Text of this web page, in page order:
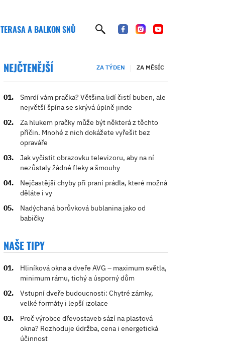
TERASA A BALKON SNŮ
NEJČTENĚJŠÍ ZA TÝDEN ZA MĚSÍC
Smrdí vám pračka? Většina lidí čistí buben, ale
největší špína se skrývá úplně jinde
Za hlukem pračky může být některá z těchto
příčin. Mnohé z nich dokážete vyřešit bez
opraváře
Jak vyčistit obrazovku televizoru, aby na ní
nezůstaly žádné fleky a šmouhy
Nejčastější chyby při praní prádla, které možná
děláte i vy
Nadýchaná borůvková bublanina jako od
babičky
NAŠE TIPY
Hliníková okna a dveře AVG – maximum světla,
minimum rámu, tichý a úsporný dům
Vstupní dveře budoucnosti: Chytré zámky,
velké formáty i lepší izolace
Proč výrobce dřevostaveb sází na plastová
okna? Rozhoduje údržba, cena i energetická
účinnost